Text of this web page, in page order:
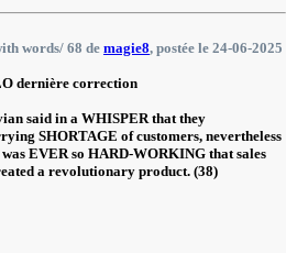
words/ 68 de magie8, postée le 24-06-2025
dernière correction
said in a WHISPER that they
SHORTAGE of customers, nevertheless
EVER so HARD-WORKING that sales
a revolutionary product. (38)